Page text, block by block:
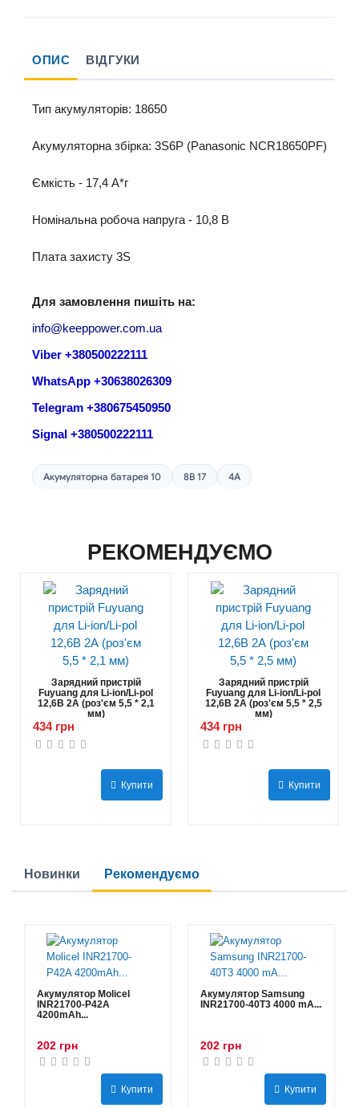
ОПИС ВІДГУКИ
Тип акумуляторів: 18650
Акумуляторна збірка: 3S6P (Panasonic NCR18650PF)
Ємкість - 17,4 A*г
Номінальна робоча напруга - 10,8 B
Плата захисту 3S
Для замовлення пишіть на:
info@keeppower.com.ua
Viber +380500222111
WhatsApp +30638026309
Telegram +380675450950
Signal +380500222111
Акумуляторна батарея 10 8В 17 4A
РЕКОМЕНДУЄМО
Зарядний пристрій
Fuyuang для Li-ion/Li-pol
12,6В 2А (роз'єм 5,5 * 2,1
мм)
434 грн
Купити
Зарядний пристрій
Fuyuang для Li-ion/Li-pol
12,6В 2А (роз'єм 5,5 * 2,5
мм)
434 грн
Купити
Новинки Рекомендуємо
Акумулятор Molicel
INR21700-P42A
4200mAh...
202 грн
Купити
Акумулятор Samsung
INR21700-40T3 4000 mA...
202 грн
Купити